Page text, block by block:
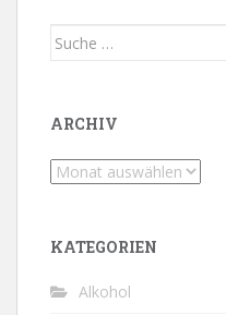
Suche
ARCHIV
Archiv
KATEGORIEN
Alkohol